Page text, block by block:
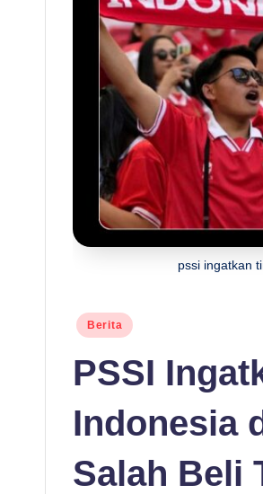
ki
ni
pssi ingatkan
Posted
Berita
PSSI
Indonesia
Salah Beli